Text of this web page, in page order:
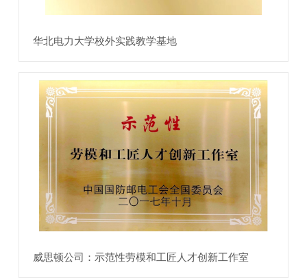
华北电力大学校外实践教学基地
威思顿公司：示范性劳模和工匠人才创新工作室